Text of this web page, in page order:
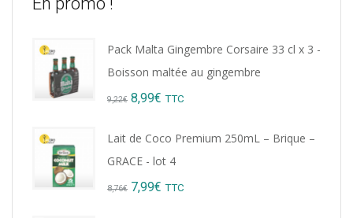
Pack Malta Gingembre Corsaire 33 cl x 3 -
Boisson maltée au gingembre
9,22€ Original
8,99€ Current
TTC
Lait de Coco Premium 250mL – Brique –
GRACE - lot 4
8,76€ Original
7,99€ Current
TTC